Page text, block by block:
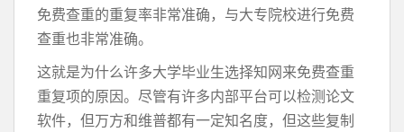
免费查重的重复率非常准确，与大专院校进行免费
查重也非常准确。
这就是为什么许多大学毕业生选择知网来免费查重
重复项的原因。尽管有许多内部平台可以检测论文
软件，但万方和维普都有一定知名度，但这些复制